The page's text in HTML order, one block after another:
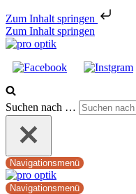
Zum Inhalt springen
Zum Inhalt springen
Suchen nach …
Navigationsmenü
Navigationsmenü